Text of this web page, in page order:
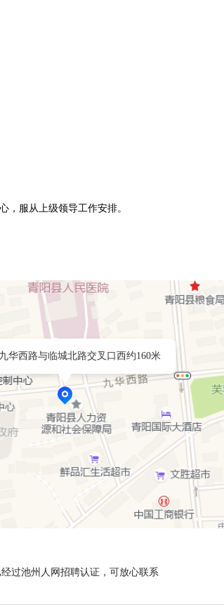
，服从上级领导工作安排。
华西路与临城北路交叉口西约160米
过池州人网招聘认证，可放心联系